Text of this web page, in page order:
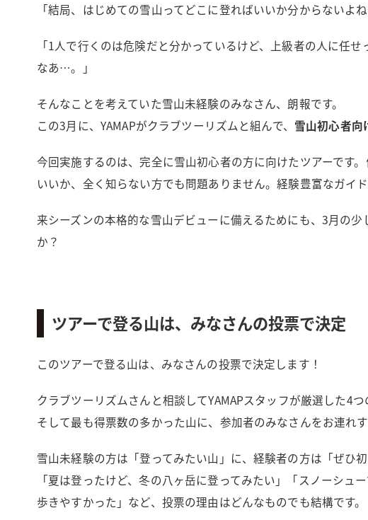
「結局、はじめての雪山ってどこに登ればいいか分からないよね
「1人で行くのは危険だと分かっているけど、上級者の人に任
なあ…。」
そんなことを考えていた雪山未経験のみなさん、朗報です。
この3月に、YAMAPがクラブツーリズムと組んで、 雪山初心者向
今回実施するのは、完全に雪山初心者の方に向けたツアーです
いいか、全く知らない方でも問題ありません。経験豊富なガイ
来シーズンの本格的な雪山デビューに備えるためにも、3月の
か？
ツアーで登る山は、みなさんの投票で決定
このツアーで登る山は、みなさんの投票で決定します！
クラブツーリズムさんと相談してYAMAPスタッフが厳選した4
そして最も得票数の多かった山に、参加者のみなさんをお連れす
雪山未経験の方は「登ってみたい山」に、経験者の方は「ぜひ
「夏は登ったけど、冬の八ヶ岳に登ってみたい」「スノーシュ
歩きやすかった」など、投票の理由はどんなものでも結構です。